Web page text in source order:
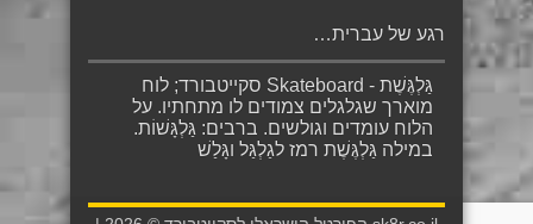
רגע של עברית…
גַּלְגֶּשֶׁת - Skateboard סקייטבורד; לוח
מוארך שגלגלים צמודים לו מתחתיו. על
הלוח עומדים וגולשים. ברבים: גַּלְגָּשׁוֹת.
במילה גַּלְגֶּשֶׁת רמז לגַלְגַּל וגָּלַשׁ